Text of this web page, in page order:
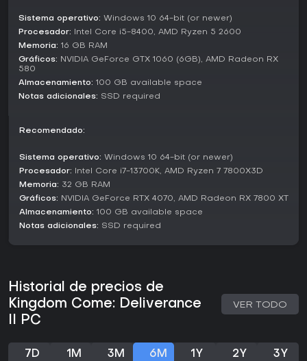
implicación con estos grupos define las ramas
argumentales, desde fugas clandestinas hasta sofocar
revueltas, todo en un entorno inspirado en la historia real.
¿Merece la pena?
mundo hasta febrero de 2026 y un pico de 256,206
Deliverance II ha recibido reseñas generalmente favorables.
Si buscas un role-playing profundo con fidelidad histórica
y sistemas complejos, este juego es ideal para fans de
RPGs que quieren una aventura single-player exigente.
Sistema operativo: Windows 10 64-bit (or newer)
Procesador: Intel Core i5-8400, AMD Ryzen 5 2600
Memoria: 16 GB RAM
Gráficos: NVIDIA GeForce GTX 1060 (6GB), AMD Radeon RX
580
Almacenamiento: 100 GB available space
Notas adicionales: SSD required
Recomendado:
Sistema operativo: Windows 10 64-bit (or newer)
Procesador: Intel Core i7-13700K, AMD Ryzen 7 7800X3D
Memoria: 32 GB RAM
Gráficos: NVIDIA GeForce RTX 4070, AMD Radeon RX 7800 XT
Almacenamiento: 100 GB available space
Notas adicionales: SSD required
Historial de precios de
Kingdom Come: Deliverance
II PC
VER TODO
7D 1M 3M 6M 1Y 2Y 3Y